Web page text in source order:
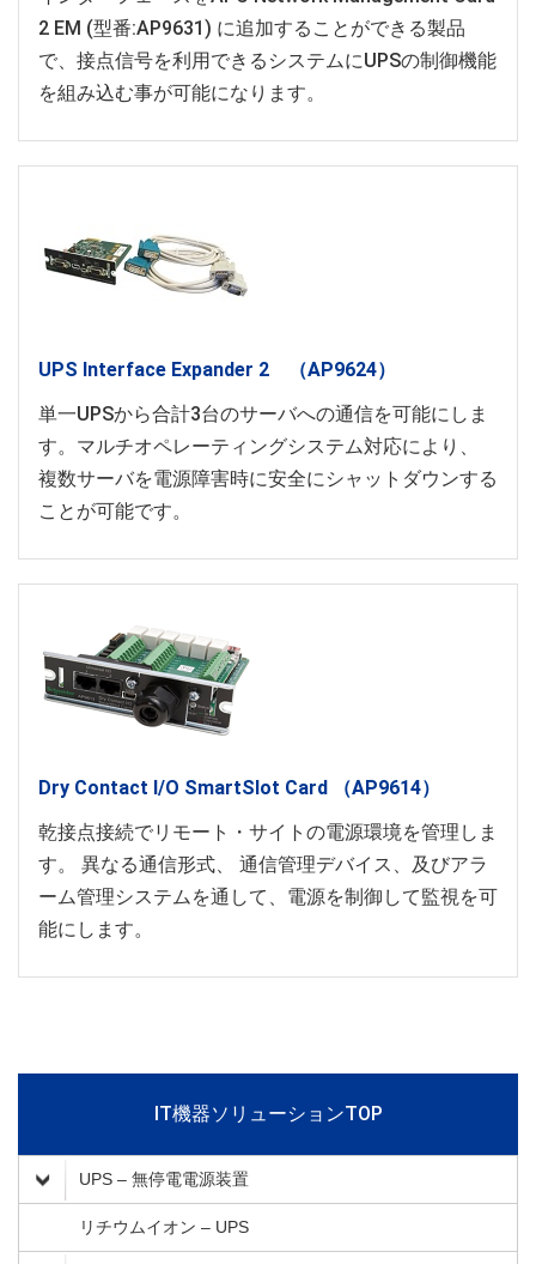
2 EM (型番:AP9631) に追加することができる製品
で、接点信号を利用できるシステムにUPSの制御機能
を組み込む事が可能になります。
UPS Interface Expander 2 （AP9624）
単一UPSから合計3台のサーバへの通信を可能にしま
す。マルチオペレーティングシステム対応により、
複数サーバを電源障害時に安全にシャットダウンする
ことが可能です。
Dry Contact I/O SmartSlot Card （AP9614）
乾接点接続でリモート・サイトの電源環境を管理しま
す。 異なる通信形式、 通信管理デバイス、及びアラ
ーム管理システムを通して、電源を制御して監視を可
能にします。
IT機器ソリューションTOP
UPS – 無停電電源装置
リチウムイオン – UPS